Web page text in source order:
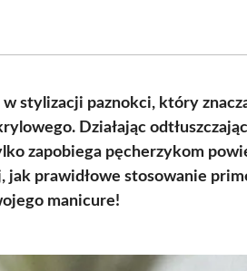
stylizacji paznokci, który
Działając
zapobiega pęcherzykom
prawidłowe stosowanie
manicure!